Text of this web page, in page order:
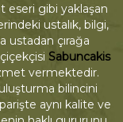
eseri gibi yaklaşan
ustalık, bilgi,
ustadan çırağa
Sabuncakis
vermektedir.
bilincini
aynı kalite ve